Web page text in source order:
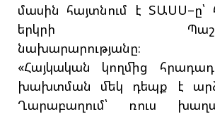
մասին հայտնում է ՏԱՍՍ–ը՝
երկրի
նախարարությանը։
«Հայկական կողմից
խախտման մեկ դեպք է
Ղարաբաղում՝ ռուս